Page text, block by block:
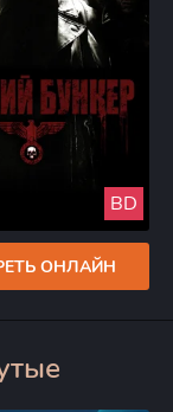
BD
ОНЛАЙН